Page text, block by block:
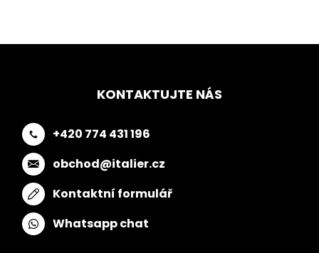
KONTAKTUJTE NÁS
+420 774 431 196
obchod@italier.cz
Kontaktní formulář
Whatsapp chat